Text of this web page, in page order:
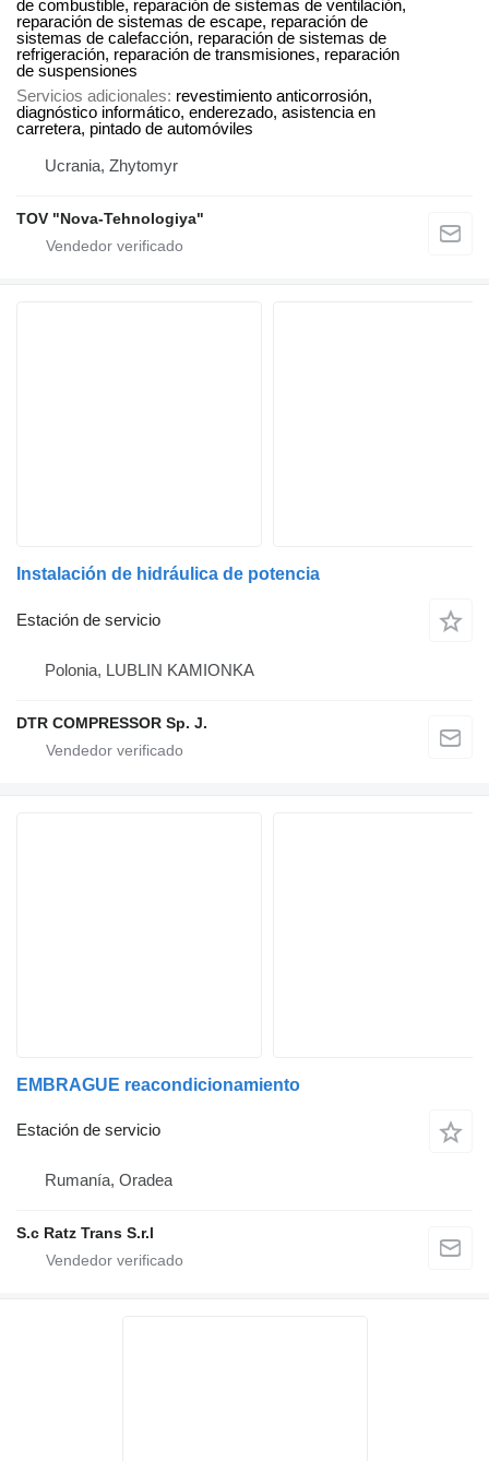
de combustible, reparación de sistemas de ventilación,
reparación de sistemas de escape, reparación de
sistemas de calefacción, reparación de sistemas de
refrigeración, reparación de transmisiones, reparación
de suspensiones
Servicios adicionales revestimiento anticorrosión,
diagnóstico informático, enderezado, asistencia en
carretera, pintado de automóviles
Ucrania, Zhytomyr
TOV "Nova-Tehnologiya"
Instalación de hidráulica de potencia
Estación de servicio
Polonia, LUBLIN KAMIONKA
DTR COMPRESSOR Sp. J.
EMBRAGUE reacondicionamiento
Estación de servicio
Rumanía, Oradea
S.c Ratz Trans S.r.l